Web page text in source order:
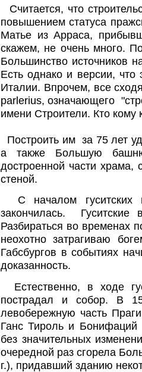
Считается, что
повышением статуса
Матье из Арраса,
скажем, не очень много.
Большинство источников
Есть однако и версии,
Италии. Впрочем, все
parlerius, означающего
имени Строители. Кто кому
Построить им за 75 лет
а также Большую
достроенной части храма,
стеной.
С началом гуситских
закончилась.
Разбираться во временах
неохотно затрагиваю
Габсбургов в событиях
доказанность.
Естественно, в ходе
пострадал и собор. В
левобережную часть
Ганс Тироль и Бонифаций
без значительных
очередной раз сгорела
г.), придавший зданию